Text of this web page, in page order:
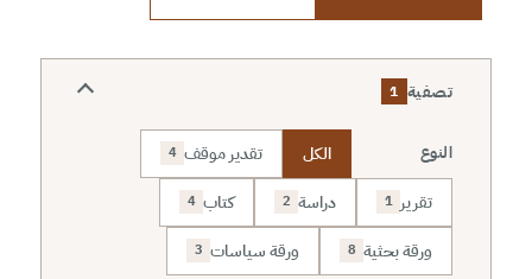
تصفية 1
النوع الكل تقدير موقف 4
تقرير 1 دراسة 2 كتاب 4
ورقة بحثية 8 ورقة سياسات 3